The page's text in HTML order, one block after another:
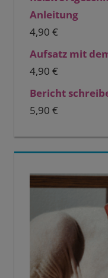
Anleitung
4,90 €
Aufsatz mit
4,90 €
Bericht
5,90 €